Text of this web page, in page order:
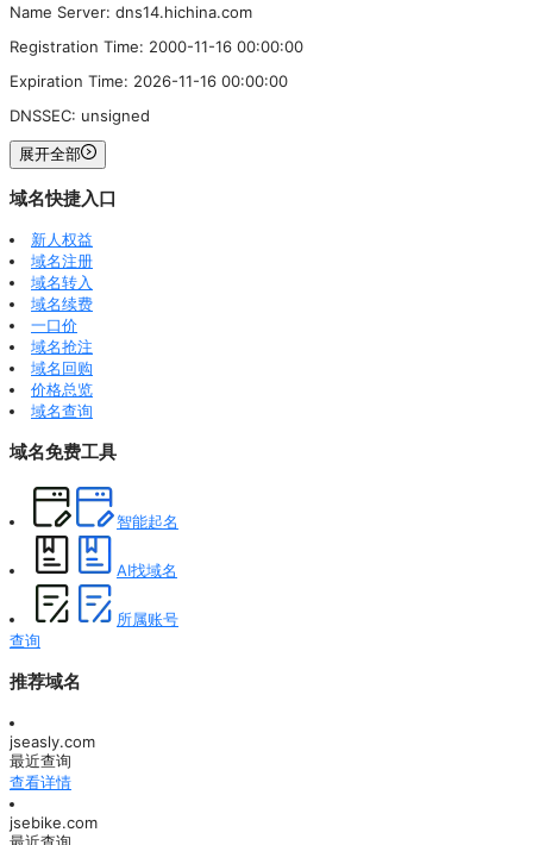
Name Server: dns14.hichina.com
Registration Time: 2000-11-16 00:00:00
Expiration Time: 2026-11-16 00:00:00
DNSSEC: unsigned
展开全部
域名快捷入口
新人权益
域名注册
域名转入
域名续费
一口价
域名抢注
域名回购
价格总览
域名查询
域名免费工具
智能起名
AI找域名
所属账号
查询
推荐域名
jseasly.com
最近查询
查看详情
jsebike.com